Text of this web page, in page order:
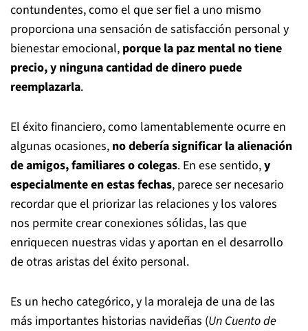
contundentes, como el que ser fiel a uno mismo
proporciona una sensación de satisfacción personal y
bienestar emocional, porque la paz mental no tiene
precio, y ninguna cantidad de dinero puede
reemplazarla.
El éxito financiero, como lamentablemente ocurre en
algunas ocasiones, no debería significar la alienación
de amigos, familiares o colegas. En ese sentido,y
especialmente en estas fechas, parece ser necesario
recordar que el priorizar las relaciones y los valores
nos permite crear conexiones sólidas, las que
enriquecen nuestras vidas y aportan en el desarrollo
de otras aristas del éxito personal.
Es un hecho categórico, y la moraleja de una de las
más importantes historias navideñas (Un Cuento de